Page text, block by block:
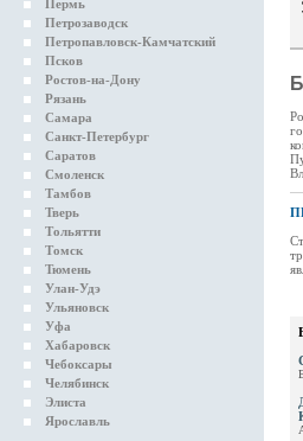
Пермь
Петрозаводск
Петропавловск-Камчатский
Псков
Ростов-на-Дону
Рязань
Самара
Санкт-Петербург
Саратов
Смоленск
Тамбов
Тверь
Тольятти
Томск
Тюмень
Улан-Удэ
Ульяновск
Уфа
Хабаровск
Чебоксары
Челябинск
Элиста
Ярославль